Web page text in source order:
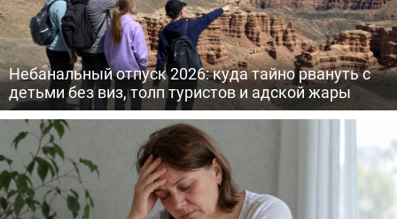
Небанальный отпуск 2026: куда тайно рвануть с
детьми без виз, толп туристов и адской жары